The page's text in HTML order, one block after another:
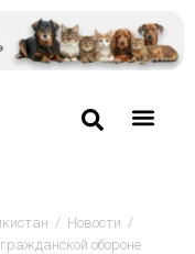
/ Новости /
обороне